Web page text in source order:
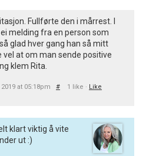
Fullførte den i mårrest. I
melding fra en person som
glad hver gang han så mitt
vel at om man sende positive
klem Rita.
at 05:18pm # 1 like · Like
klart viktig å vite
ut :)